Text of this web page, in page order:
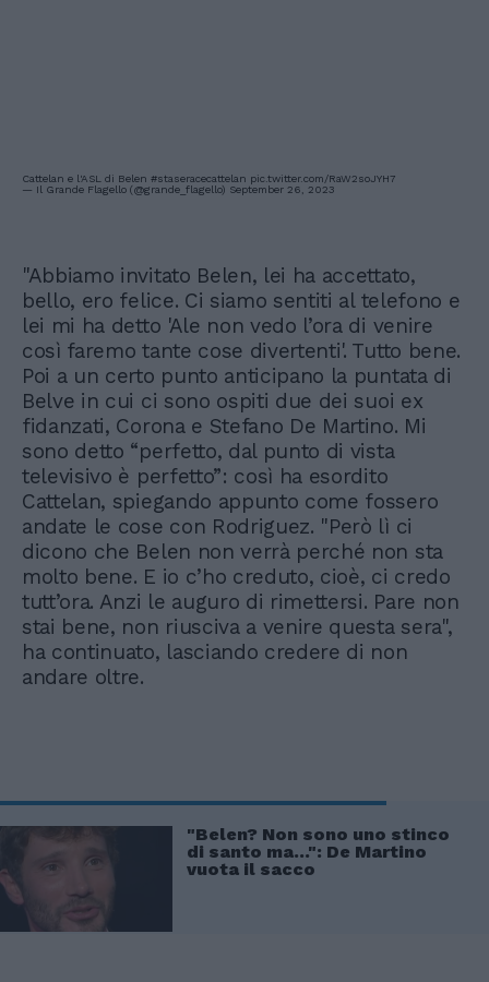
Cattelan e l'ASL di Belen #staseracecattelan pic.twitter.com/RaW2soJYH7
— Il Grande Flagello (@grande_flagello) September 26, 2023
"Abbiamo invitato Belen, lei ha accettato,
bello, ero felice. Ci siamo sentiti al telefono e
lei mi ha detto 'Ale non vedo l’ora di venire
così faremo tante cose divertenti'. Tutto bene.
Poi a un certo punto anticipano la puntata di
Belve in cui ci sono ospiti due dei suoi ex
fidanzati, Corona e Stefano De Martino. Mi
sono detto “perfetto, dal punto di vista
televisivo è perfetto”: così ha esordito
Cattelan, spiegando appunto come fossero
andate le cose con Rodriguez. "Però lì ci
dicono che Belen non verrà perché non sta
molto bene. E io c’ho creduto, cioè, ci credo
tutt’ora. Anzi le auguro di rimettersi. Pare non
stai bene, non riusciva a venire questa sera",
ha continuato, lasciando credere di non
andare oltre.
"Belen? Non sono uno stinco
di santo ma...": De Martino
vuota il sacco